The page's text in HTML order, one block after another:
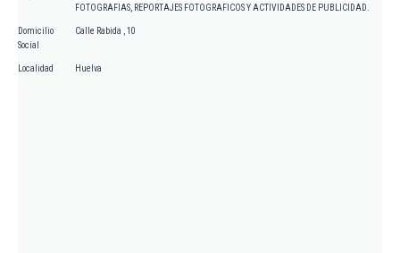
FOTOGRAFIAS, REPORTAJES FOTOGRAFICOS Y ACTIVIDADES DE PUBLICIDAD.
Domicilio
Social
Calle Rabida , 10
Localidad Huelva